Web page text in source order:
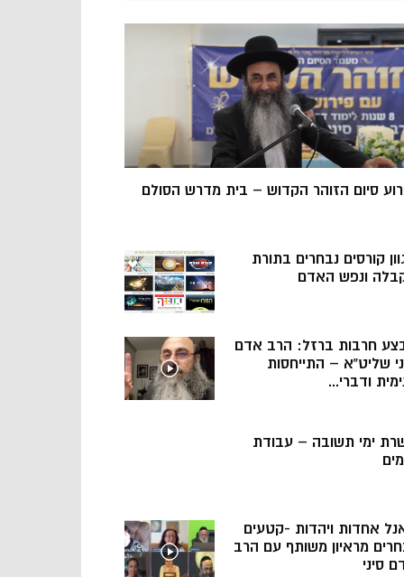
סיום הזוהר הקדוש – בית מדרש הסולם
קורסים נבחרים בתורת
ונפש האדם
חרבות ברזל: הרב אדם
שליט”א – התייחסות
ודברי...
ימי תשובה – עבודת
אחדות ויהדות -קטעים
מראיון משותף עם הרב
סיני